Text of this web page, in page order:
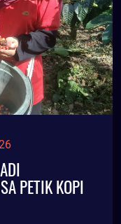
PETIK KOPI